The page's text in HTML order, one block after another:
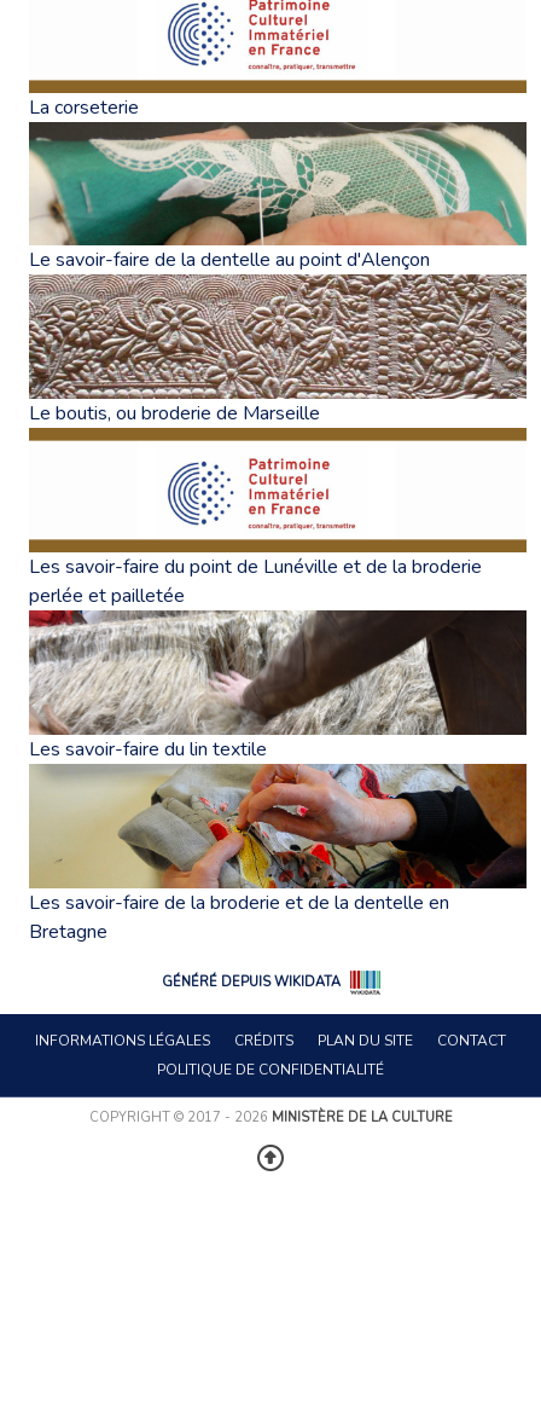
La corseterie
Le savoir-faire de la dentelle au point d'Alençon
Le boutis, ou broderie de Marseille
Les savoir-faire du point de Lunéville et de la broderie
perlée et pailletée
Les savoir-faire du lin textile
Les savoir-faire de la broderie et de la dentelle en
Bretagne
GÉNÉRÉ DEPUIS WIKIDATA
INFORMATIONS LÉGALES CRÉDITS PLAN DU SITE
CONTACT
POLITIQUE DE CONFIDENTIALITÉ
COPYRIGHT © 2017 - 2026 MINISTÈRE DE LA CULTURE